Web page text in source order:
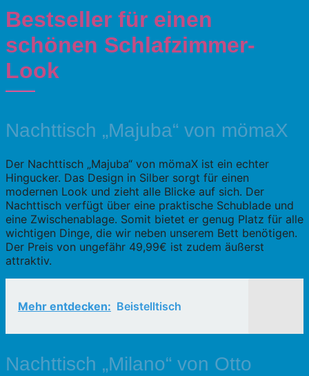
Bestseller für einen
schönen Schlafzimmer-
Look
Nachttisch „Majuba“ von mömaX
Der Nachttisch „Majuba“ von mömaX ist ein echter
Hingucker. Das Design in Silber sorgt für einen
modernen Look und zieht alle Blicke auf sich. Der
Nachttisch verfügt über eine praktische Schublade und
eine Zwischenablage. Somit bietet er genug Platz für alle
wichtigen Dinge, die wir neben unserem Bett benötigen.
Der Preis von ungefähr 49,99€ ist zudem äußerst
attraktiv.
Mehr entdecken: Beistelltisch
Nachttisch „Milano“ von Otto